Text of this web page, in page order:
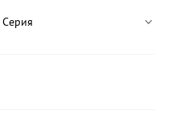
Серия